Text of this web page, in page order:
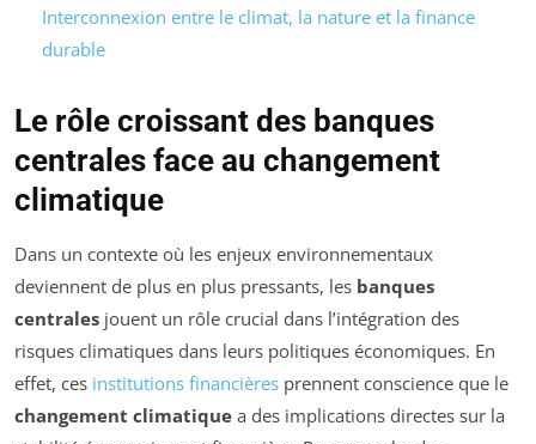
Interconnexion entre le climat, la nature et la finance
durable
Le rôle croissant des banques
centrales face au changement
climatique
Dans un contexte où les enjeux environnementaux
deviennent de plus en plus pressants, les banques
centrales jouent un rôle crucial dans l’intégration des
risques climatiques dans leurs politiques économiques. En
effet, ces institutions financières prennent conscience que le
changement climatique a des implications directes sur la